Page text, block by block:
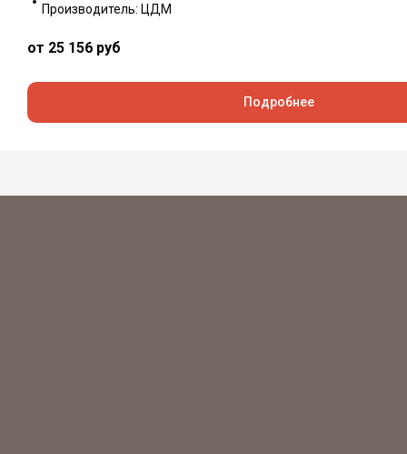
Производитель: ЦДМ
от 25 156 руб
Подробнее